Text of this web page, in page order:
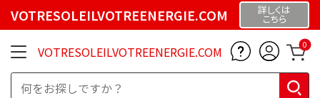
VOTRESOLEILVOTREENERGIE.COM 詳しくは
こちら
VOTRESOLEILVOTREENERGIE.COM 0